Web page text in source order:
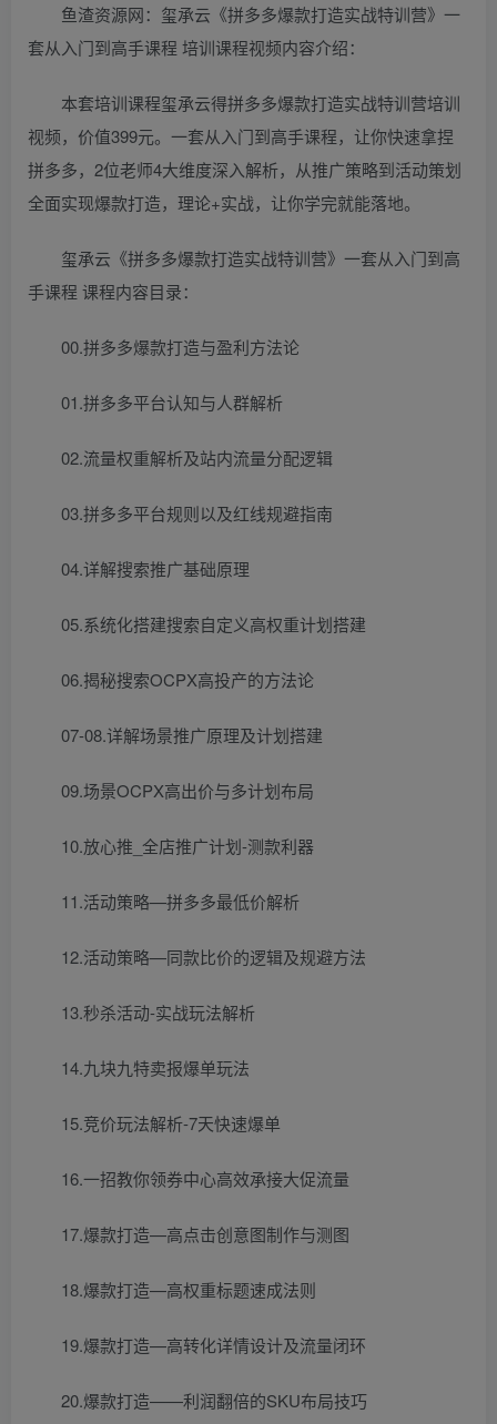
鱼渣资源网：玺承云《拼多多爆款打造实战特训营》一
套从入门到高手课程 培训课程视频内容介绍：
本套培训课程玺承云得拼多多爆款打造实战特训营培训
视频，价值399元。一套从入门到高手课程，让你快速拿捏
拼多多，2位老师4大维度深入解析，从推广策略到活动策划
全面实现爆款打造，理论+实战，让你学完就能落地。
玺承云《拼多多爆款打造实战特训营》一套从入门到高
手课程 课程内容目录：
00.拼多多爆款打造与盈利方法论
01.拼多多平台认知与人群解析
02.流量权重解析及站内流量分配逻辑
03.拼多多平台规则以及红线规避指南
04.详解搜索推广基础原理
05.系统化搭建搜索自定义高权重计划搭建
06.揭秘搜索OCPX高投产的方法论
07-08.详解场景推广原理及计划搭建
09.场景OCPX高出价与多计划布局
10.放心推_全店推广计划-测款利器
11.活动策略—拼多多最低价解析
12.活动策略—同款比价的逻辑及规避方法
13.秒杀活动-实战玩法解析
14.九块九特卖报爆单玩法
15.竞价玩法解析-7天快速爆单
16.一招教你领券中心高效承接大促流量
17.爆款打造—高点击创意图制作与测图
18.爆款打造—高权重标题速成法则
19.爆款打造—高转化详情设计及流量闭环
20.爆款打造——利润翻倍的SKU布局技巧